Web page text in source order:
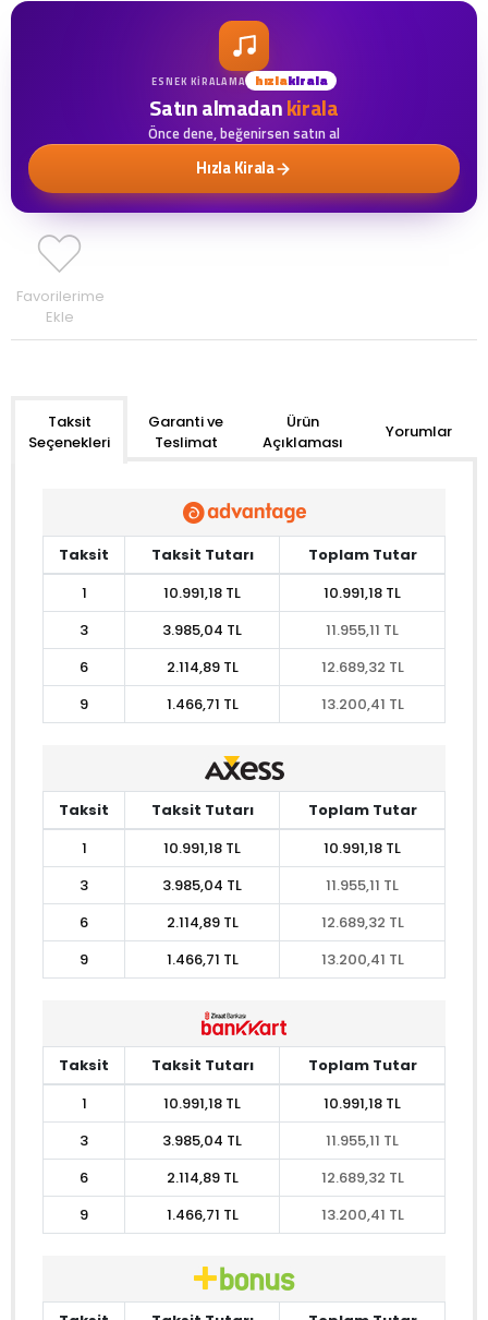
ESNEK KIRALAMA hızlakirala
Satın almadankirala
Önce dene, beğenirsen satın al
Hızla Kirala
Favorilerime
Ekle
Taksit
Seçenekleri
Garanti ve
Teslimat
Ürün
Açıklaması
Yorumlar
Taksit Taksit Tutarı
Toplam Tutar
1
10.991,18 TL
10.991,18 TL
3
3.985,04 TL
11.955,11 TL
6
2.114,89 TL
12.689,32 TL
9
1.466,71 TL 13.200,41 TL
Taksit Taksit Tutarı
Toplam Tutar
1
10.991,18 TL
10.991,18 TL
3
3.985,04 TL
11.955,11 TL
6
2.114,89 TL
12.689,32 TL
9
1.466,71 TL 13.200,41 TL
Taksit Taksit Tutarı
Toplam Tutar
1
10.991,18 TL
10.991,18 TL
3
3.985,04 TL
11.955,11 TL
6
2.114,89 TL
12.689,32 TL
9
1.466,71 TL 13.200,41 TL